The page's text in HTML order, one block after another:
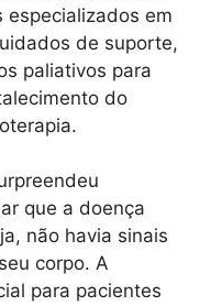
especializados em
de suporte,
paliativos para
do
que a doença
não havia sinais
corpo. A
para pacientes